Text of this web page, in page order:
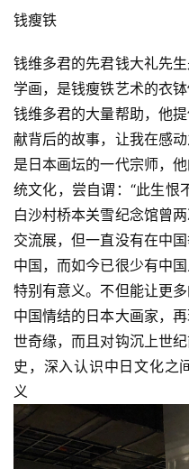
钱瘦铁
钱维多君的先君钱大礼先
学画，是钱瘦铁艺术的衣
钱维多君的大量帮助，他
献背后的故事，让我在感
是日本画坛的一代宗师，
统文化，尝自谓：“此生恨
白沙村桥本关雪纪念馆曾
交流展，但一直没有在中
中国，而如今已很少有中
特别有意义。不但能让更
中国情结的日本大画家，
世奇缘，而且对钩沉上世
史，深入认识中日文化之